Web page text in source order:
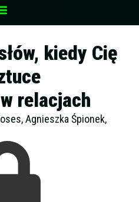
kiedy Cię
relacjach
Agnieszka Śpionek,